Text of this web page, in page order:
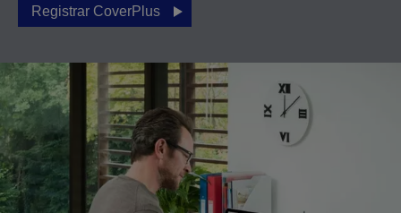
Registrar CoverPlus